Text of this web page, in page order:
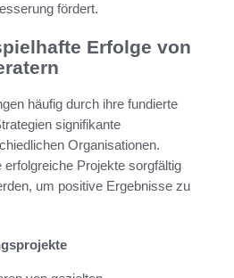
fördert.
Erfolge von
häufig durch ihre fundierte
signifikante
Organisationen.
erfolgreiche Projekte sorgfältig
um positive Ergebnisse zu